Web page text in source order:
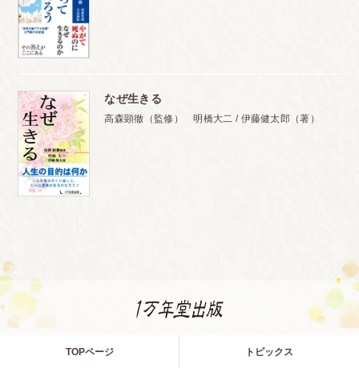
なぜ生きる
高森顕徹（監修） 明橋大二 / 伊藤健太郎（著）
TOPページ トピックス